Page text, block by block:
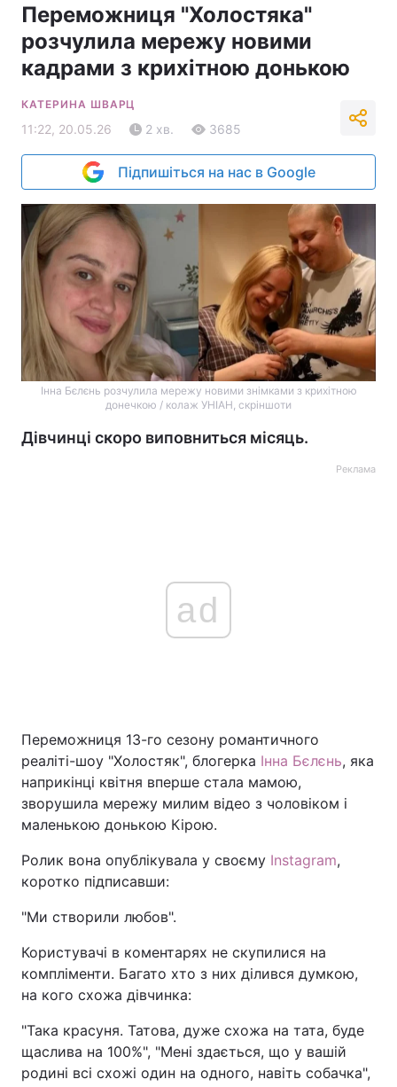
Переможниця "Холостяка"
розчулила мережу новими
кадрами з крихітною донькою
КАТЕРИНА ШВАРЦ
11:22, 20.05.26 2 хв. 3685
Підпишіться на нас в Google
Інна Бєлєнь розчулила мережу новими знімками з крихітною
донечкою / колаж УНІАН, скріншоти
Дівчинці скоро виповниться місяць.
Реклама
ad
Переможниця 13-го сезону романтичного
реаліті-шоу "Холостяк", блогерка Інна Бєлєнь, яка
наприкінці квітня вперше стала мамою,
зворушила мережу милим відео з чоловіком і
маленькою донькою Кірою.
Ролик вона опублікувала у своєму Instagram,
коротко підписавши:
"Ми створили любов".
Користувачі в коментарях не скупилися на
компліменти. Багато хто з них ділився думкою,
на кого схожа дівчинка:
"Така красуня. Татова, дуже схожа на тата, буде
щаслива на 100%", "Мені здається, що у вашій
родині всі схожі один на одного, навіть собачка",